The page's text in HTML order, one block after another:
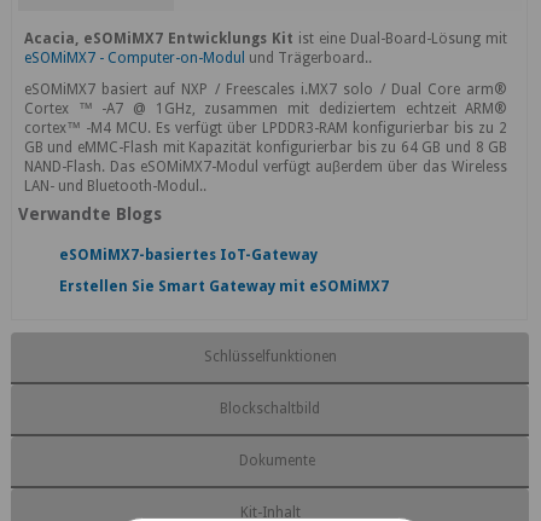
Acacia, eSOMiMX7 Entwicklungs Kit ist eine Dual-Board-Lösung mit
eSOMiMX7 - Computer-on-Modul und Trägerboard..
eSOMiMX7 basiert auf NXP / Freescales i.MX7 solo / Dual Core arm®
Cortex ™ -A7 @ 1GHz, zusammen mit dediziertem echtzeit ARM®
cortex™ -M4 MCU. Es verfügt über LPDDR3-RAM konfigurierbar bis zu 2
GB und eMMC-Flash mit Kapazität konfigurierbar bis zu 64 GB und 8 GB
NAND-Flash. Das eSOMiMX7-Modul verfügt auβerdem über das Wireless
LAN- und Bluetooth-Modul..
Verwandte Blogs
eSOMiMX7-basiertes IoT-Gateway
Erstellen Sie Smart Gateway mit eSOMiMX7
Schlüsselfunktionen
Blockschaltbild
Dokumente
Kit-Inhalt